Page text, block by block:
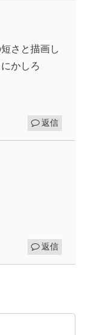
さと描画し
かしろ
返信
返信